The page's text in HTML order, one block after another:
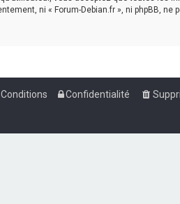
ni « Forum-Debian.fr », ni phpBB,
Confidentialité
Conditions